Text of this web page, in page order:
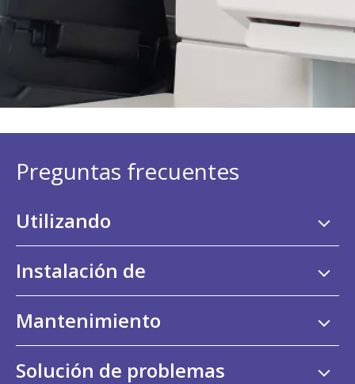
Preguntas frecuentes
Utilizando
Instalación de
Mantenimiento
Solución de problemas